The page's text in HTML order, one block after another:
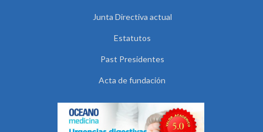
Junta Directiva actual
Estatutos
Past Presidentes
Acta de fundación